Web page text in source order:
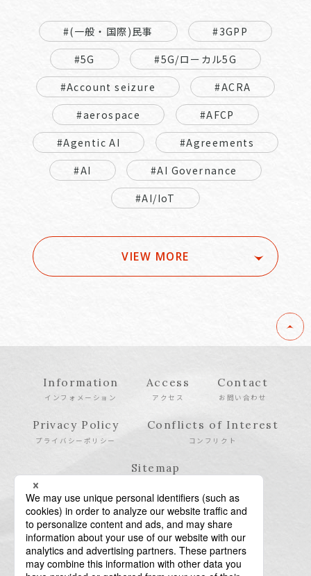
#(一般・国際)民事
#3GPP
#5G
#5G/ローカル5G
#Account seizure
#ACRA
#aerospace
#AFCP
#Agentic AI
#Agreements
#AI
#AI Governance
#AI/IoT
VIEW MORE
Information
インフォメーション
Access
アクセス
Contact
お問い合わせ
Privacy Policy
プライバシーポリシー
Conflicts of Interest
コンフリクト
Sitemap